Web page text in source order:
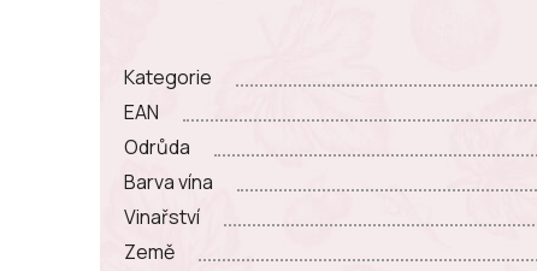
Kategorie
EAN
Odrůda
Barva vína
Vinařství
Země